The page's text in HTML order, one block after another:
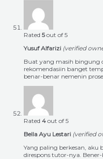
Rated 5out of 5
Yusuf Alfarizi (verified
Buat yang masih bingung
rekomendasiin banget
benar-benar nemenin
Rated 4 out of 5
Bella Ayu Lestari (verified
Yang paling berkesan, aku
direspons tutor-nya. Bener-